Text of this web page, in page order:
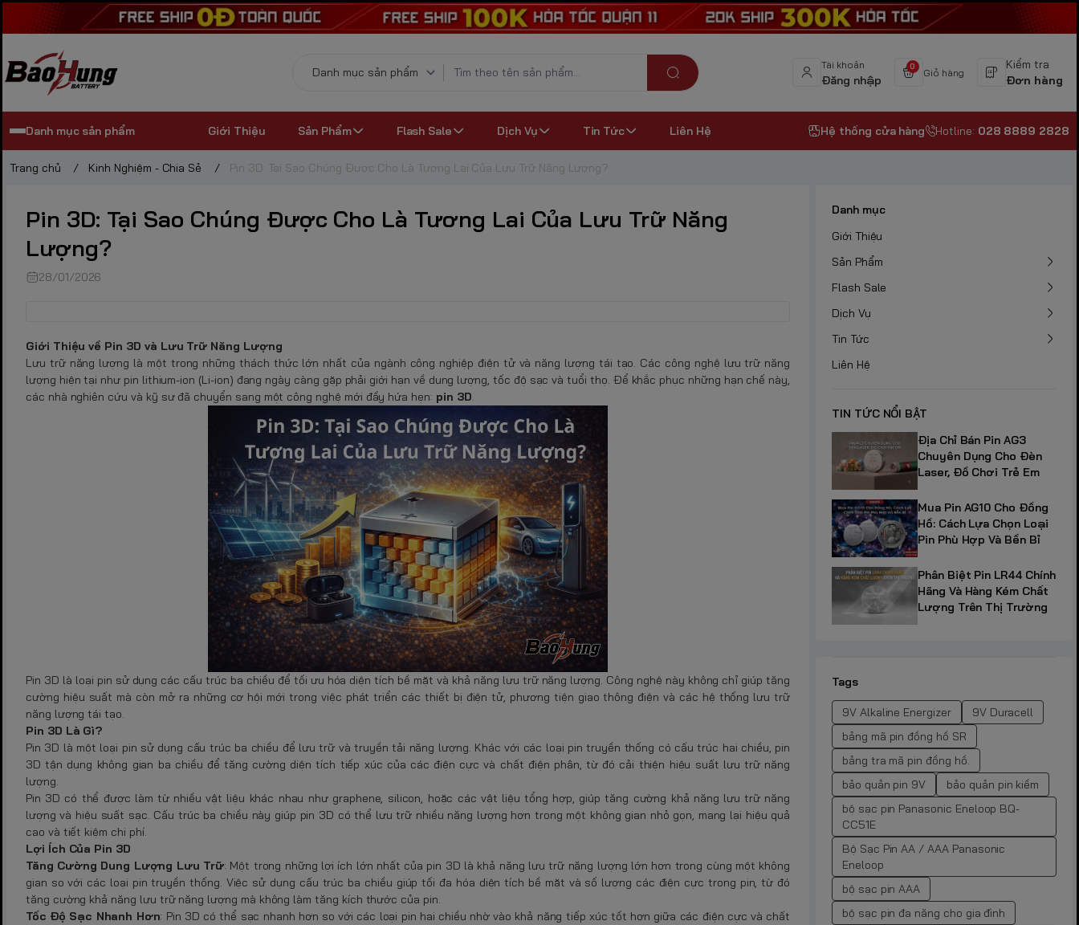
Tài khoản
Đăng nhập
0
Giỏ hàng
Kiểm tra
Đơn hàng
Danh mục sản phẩm Giới Thiệu Sản Phẩm Flash Sale Dịch Vụ Tin Tức Liên Hệ Hệ thống cửa hàng Hotline: 028 8889 2828
Trang chủ / Kinh Nghiệm - Chia Sẻ / Pin 3D: Tại Sao Chúng Được Cho Là Tương Lai Của Lưu Trữ Năng Lượng?
Pin 3D: Tại Sao Chúng Được Cho Là Tương Lai Của Lưu Trữ Năng
Lượng?
28/01/2026
Giới Thiệu về Pin 3D và Lưu Trữ Năng Lượng
Lưu trữ năng lượng là một trong những thách thức lớn nhất của ngành công nghiệp điện tử và năng lượng tái tạo. Các công nghệ lưu trữ năng
lượng hiện tại như pin lithium-ion (Li-ion) đang ngày càng gặp phải giới hạn về dung lượng, tốc độ sạc và tuổi thọ. Để khắc phục những hạn chế này,
các nhà nghiên cứu và kỹ sư đã chuyển sang một công nghệ mới đầy hứa hẹn: pin 3D.
Pin 3D là loại pin sử dụng các cấu trúc ba chiều để tối ưu hóa diện tích bề mặt và khả năng lưu trữ năng lượng. Công nghệ này không chỉ giúp tăng
cường hiệu suất mà còn mở ra những cơ hội mới trong việc phát triển các thiết bị điện tử, phương tiện giao thông điện và các hệ thống lưu trữ
năng lượng tái tạo.
Pin 3D Là Gì?
Pin 3D là một loại pin sử dụng cấu trúc ba chiều để lưu trữ và truyền tải năng lượng. Khác với các loại pin truyền thống có cấu trúc hai chiều, pin
3D tận dụng không gian ba chiều để tăng cường diện tích tiếp xúc của các điện cực và chất điện phân, từ đó cải thiện hiệu suất lưu trữ năng
lượng.
Pin 3D có thể được làm từ nhiều vật liệu khác nhau như graphene, silicon, hoặc các vật liệu tổng hợp, giúp tăng cường khả năng lưu trữ năng
lượng và hiệu suất sạc. Cấu trúc ba chiều này giúp pin 3D có thể lưu trữ nhiều năng lượng hơn trong một không gian nhỏ gọn, mang lại hiệu quả
cao và tiết kiệm chi phí.
Lợi Ích Của Pin 3D
Tăng Cường Dung Lượng Lưu Trữ: Một trong những lợi ích lớn nhất của pin 3D là khả năng lưu trữ năng lượng lớn hơn trong cùng một không
gian so với các loại pin truyền thống. Việc sử dụng cấu trúc ba chiều giúp tối đa hóa diện tích bề mặt và số lượng các điện cực trong pin, từ đó
tăng cường khả năng lưu trữ năng lượng mà không làm tăng kích thước của pin.
Tốc Độ Sạc Nhanh Hơn: Pin 3D có thể sạc nhanh hơn so với các loại pin hai chiều nhờ vào khả năng tiếp xúc tốt hơn giữa các điện cực và chất
Danh mục
Giới Thiệu
Sản Phẩm
Flash Sale
Dịch Vụ
Tin Tức
Liên Hệ
TIN TỨC NỔI BẬT
Địa Chỉ Bán Pin AG3
Chuyên Dụng Cho Đèn
Laser, Đồ Chơi Trẻ Em
Mua Pin AG10 Cho Đồng
Hồ: Cách Lựa Chọn Loại
Pin Phù Hợp Và Bền Bỉ
Phân Biệt Pin LR44 Chính
Hãng Và Hàng Kém Chất
Lượng Trên Thị Trường
Tags
9V Alkaline Energizer
9V Duracell
bảng mã pin đồng hồ SR
bảng tra mã pin đồng hồ.
bảo quản pin 9V
bảo quản pin kiềm
bộ sạc pin Panasonic Eneloop BQ-
CC51E
Bộ Sạc Pin AA / AAA Panasonic
Eneloop
bộ sạc pin AAA
bộ sạc pin đa năng cho gia đình